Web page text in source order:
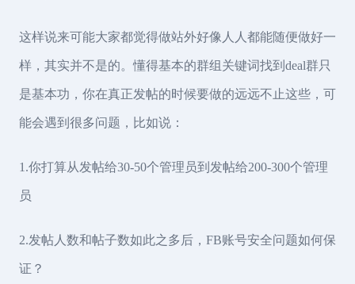
这样说来可能大家都觉得做站外好像人人都能随便做好一
样，其实并不是的。懂得基本的群组关键词找到deal群只
是基本功，你在真正发帖的时候要做的远远不止这些，可
能会遇到很多问题，比如说：
1.你打算从发帖给30-50个管理员到发帖给200-300个管理
员
2.发帖人数和帖子数如此之多后，FB账号安全问题如何保
证？